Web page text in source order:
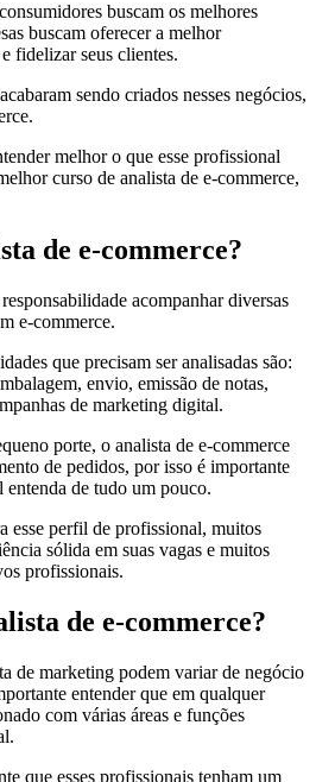
buscam os melhores
buscam oferecer a melhor
fidelizar seus clientes.
sendo criados nesses negócios,
melhor o que esse profissional
curso de analista de e-commerce,
de e-commerce?
acompanhar diversas
e-commerce.
que precisam ser analisadas são:
envio, emissão de notas,
de marketing digital.
porte, o analista de e-commerce
de pedidos, por isso é importante
entenda de tudo um pouco.
esse perfil de profissional, muitos
sólida em suas vagas e muitos
profissionais.
de e-commerce?
de marketing podem variar de negócio
entender que em qualquer
com várias áreas e funções
que esses profissionais tenham um